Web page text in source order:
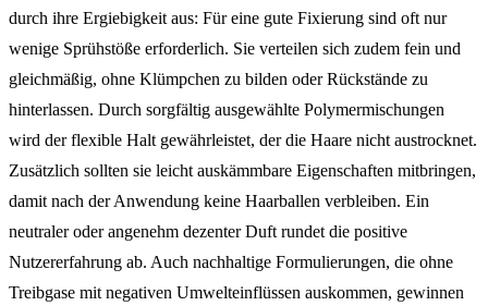
durch ihre Ergiebigkeit aus: Für eine gute Fixierung sind oft nur
wenige Sprühstöße erforderlich. Sie verteilen sich zudem fein und
gleichmäßig, ohne Klümpchen zu bilden oder Rückstände zu
hinterlassen. Durch sorgfältig ausgewählte Polymermischungen
wird der flexible Halt gewährleistet, der die Haare nicht austrocknet.
Zusätzlich sollten sie leicht auskämmbare Eigenschaften mitbringen,
damit nach der Anwendung keine Haarballen verbleiben. Ein
neutraler oder angenehm dezenter Duft rundet die positive
Nutzererfahrung ab. Auch nachhaltige Formulierungen, die ohne
Treibgase mit negativen Umwelteinflüssen auskommen, gewinnen